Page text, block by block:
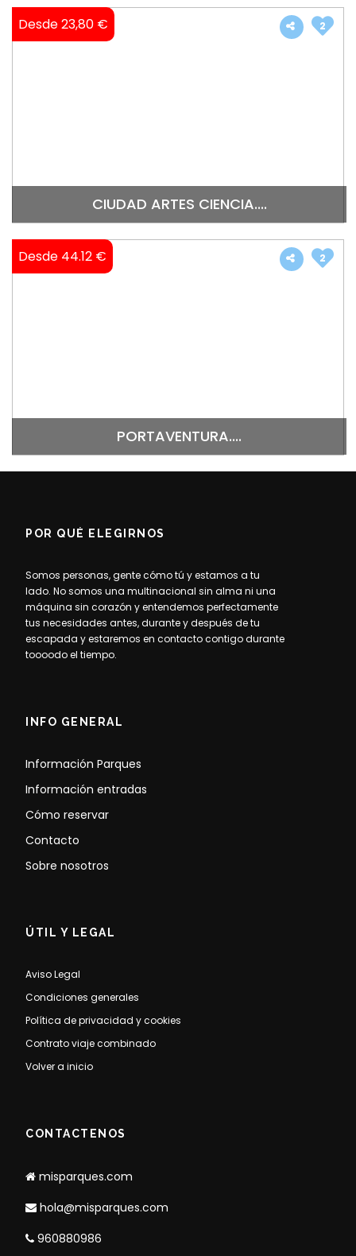
Desde 23,80 €
CIUDAD ARTES CIENCIA....
2
Desde 44.12 €
PORTAVENTURA....
2
POR QUÉ ELEGIRNOS
Somos personas, gente cómo tú y estamos a tu
lado. No somos una multinacional sin alma ni una
máquina sin corazón y entendemos perfectamente
tus necesidades antes, durante y después de tu
escapada y estaremos en contacto contigo durante
toooodo el tiempo.
INFO GENERAL
Información Parques
Información entradas
Cómo reservar
Contacto
Sobre nosotros
ÚTIL Y LEGAL
Aviso Legal
Condiciones generales
Política de privacidad y cookies
Contrato viaje combinado
Volver a inicio
CONTACTENOS
misparques.com
hola@misparques.com
960880986